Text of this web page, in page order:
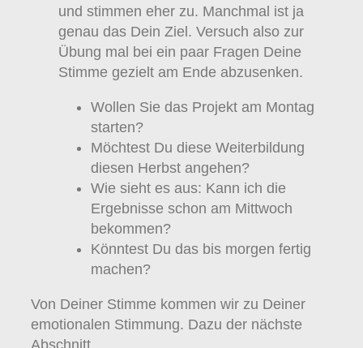
und stimmen eher zu. Manchmal ist ja
genau das Dein Ziel. Versuch also zur
Übung mal bei ein paar Fragen Deine
Stimme gezielt am Ende abzusenken.
Wollen Sie das Projekt am Montag
starten?
Möchtest Du diese Weiterbildung
diesen Herbst angehen?
Wie sieht es aus: Kann ich die
Ergebnisse schon am Mittwoch
bekommen?
Könntest Du das bis morgen fertig
machen?
Von Deiner Stimme kommen wir zu Deiner
emotionalen Stimmung. Dazu der nächste
Abschnitt.